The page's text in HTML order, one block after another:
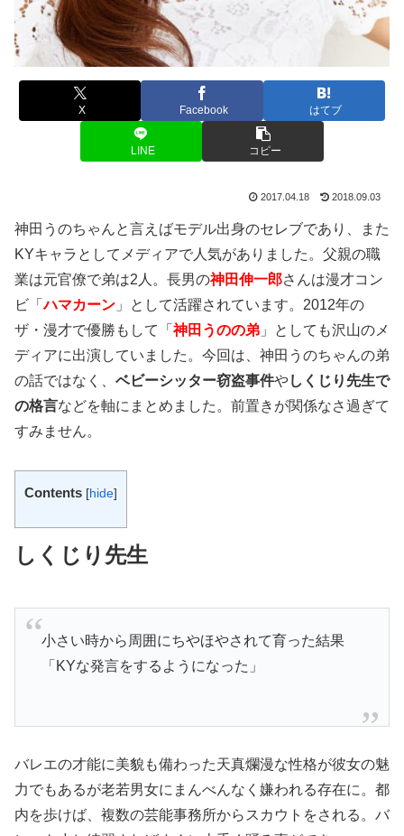
X Facebook はてブ
LINE コピー
2017.04.18 2018.09.03
神田うのちゃんと言えばモデル出身のセレブであり、また
KYキャラとしてメディアで人気がありました。父親の職
業は元官僚で弟は2人。長男の神田伸一郎さんは漫才コン
ビ「ハマカーン 」として活躍されています。2012年の
ザ・漫才で優勝もして「神田うのの弟 」としても沢山のメ
ディアに出演していました。今回は、神田うのちゃんの弟
の話ではなく、 ベビーシッター窃盗事件やしくじり先生で
の格言などを軸にまとめました。前置きが関係なさ過ぎて
すみません。
Contents [hide]
しくじり先生
小さい時から周囲にちやほやされて育った結果
「KYな発言をするようになった」
バレエの才能に美貌も備わった天真爛漫な性格が彼女の魅
力でもあるが老若男女にまんべんなく嫌われる存在に。都
内を歩けば、複数の芸能事務所からスカウトをされる。バ